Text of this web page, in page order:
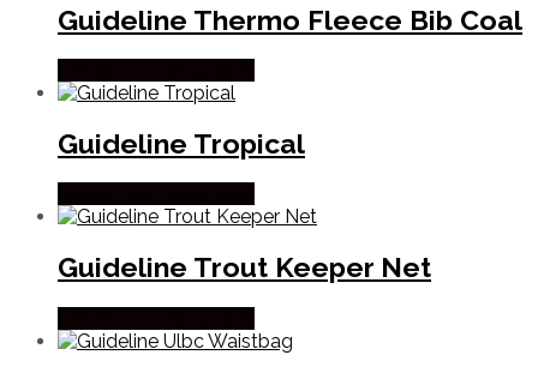
Guideline Thermo Fleece Bib Coal
Guideline Tropical
Guideline Trout Keeper Net